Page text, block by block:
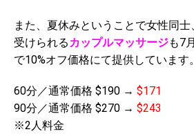
また、夏休みということで女性同
受けられる カップルマッサージも7
で10%オフ価格にて提供しています。
60分／通常価格 $190 → $171
90分／通常価格 $270 → $243
※2人料金